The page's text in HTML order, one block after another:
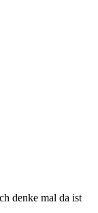
denke mal da ist